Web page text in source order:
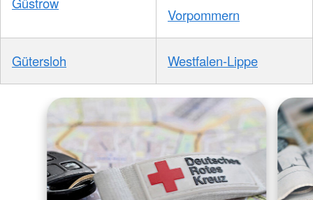
Vorpommern
Gütersloh Westfalen-Lippe